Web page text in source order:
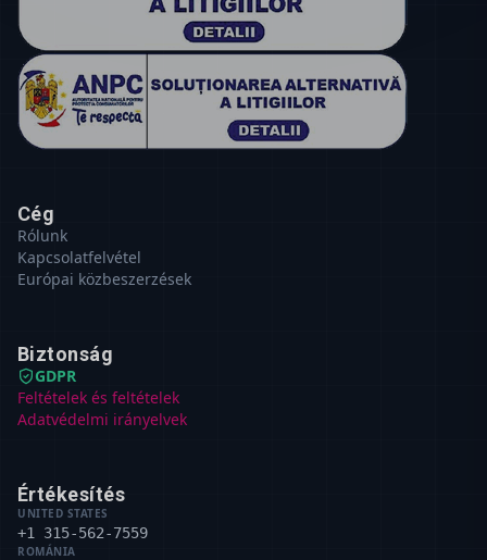
Cég
Rólunk
Kapcsolatfelvétel
Európai közbeszerzések
Biztonság
GDPR
Feltételek és feltételek
Adatvédelmi irányelvek
Értékesítés
UNITED STATES
+1 315-562-7559
ROMÁNIA